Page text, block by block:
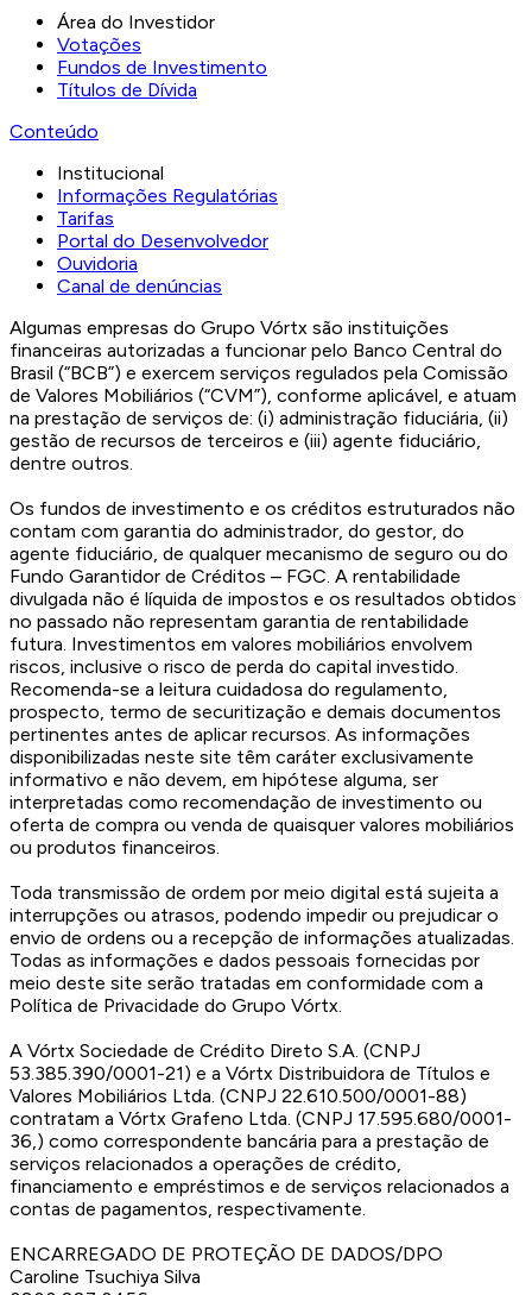
Área do Investidor
Votações
Fundos de Investimento
Títulos de Dívida
Conteúdo
Institucional
Informações Regulatórias
Tarifas
Portal do Desenvolvedor
Ouvidoria
Canal de denúncias
Algumas empresas do Grupo Vórtx são instituições
financeiras autorizadas a funcionar pelo Banco Central do
Brasil (“BCB”) e exercem serviços regulados pela Comissão
de Valores Mobiliários (“CVM”), conforme aplicável, e atuam
na prestação de serviços de: (i) administração fiduciária, (ii)
gestão de recursos de terceiros e (iii) agente fiduciário,
dentre outros.
Os fundos de investimento e os créditos estruturados não
contam com garantia do administrador, do gestor, do
agente fiduciário, de qualquer mecanismo de seguro ou do
Fundo Garantidor de Créditos – FGC. A rentabilidade
divulgada não é líquida de impostos e os resultados obtidos
no passado não representam garantia de rentabilidade
futura. Investimentos em valores mobiliários envolvem
riscos, inclusive o risco de perda do capital investido.
Recomenda-se a leitura cuidadosa do regulamento,
prospecto, termo de securitização e demais documentos
pertinentes antes de aplicar recursos. As informações
disponibilizadas neste site têm caráter exclusivamente
informativo e não devem, em hipótese alguma, ser
interpretadas como recomendação de investimento ou
oferta de compra ou venda de quaisquer valores mobiliários
ou produtos financeiros.
Toda transmissão de ordem por meio digital está sujeita a
interrupções ou atrasos, podendo impedir ou prejudicar o
envio de ordens ou a recepção de informações atualizadas.
Todas as informações e dados pessoais fornecidas por
meio deste site serão tratadas em conformidade com a
Política de Privacidade do Grupo Vórtx.
A Vórtx Sociedade de Crédito Direto S.A. (CNPJ
53.385.390/0001-21) e a Vórtx Distribuidora de Títulos e
Valores Mobiliários Ltda. (CNPJ 22.610.500/0001-88)
contratam a Vórtx Grafeno Ltda. (CNPJ 17.595.680/0001-
36,) como correspondente bancária para a prestação de
serviços relacionados a operações de crédito,
financiamento e empréstimos e de serviços relacionados a
contas de pagamentos, respectivamente.
ENCARREGADO DE PROTEÇÃO DE DADOS/DPO
Caroline Tsuchiya Silva